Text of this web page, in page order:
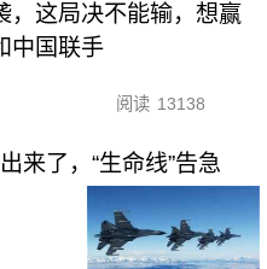
，这局决不能输，想赢
中国联手
阅读 13138
来了，“生命线”告急